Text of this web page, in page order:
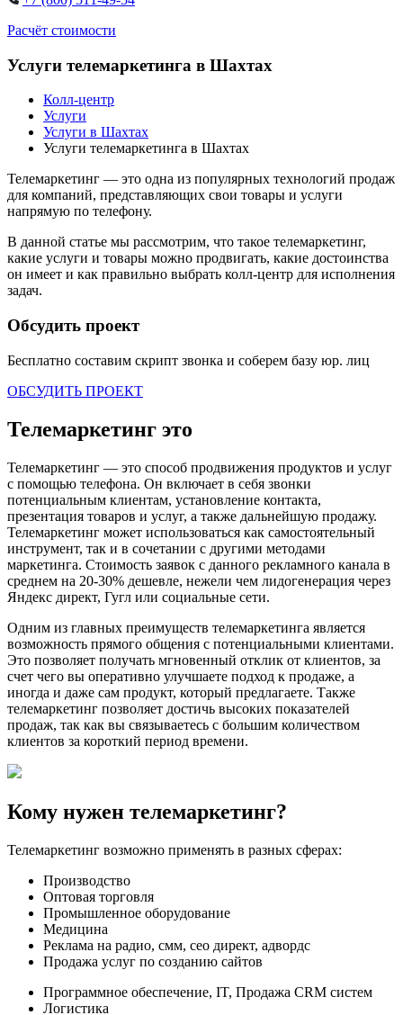
Расчёт стоимости
Услуги телемаркетинга в Шахтах
Колл-центр
Услуги
Услуги в Шахтах
Услуги телемаркетинга в Шахтах
Телемаркетинг — это одна из популярных технологий продаж
для компаний, представляющих свои товары и услуги
напрямую по телефону.
В данной статье мы рассмотрим, что такое телемаркетинг,
какие услуги и товары можно продвигать, какие достоинства
он имеет и как правильно выбрать колл-центр для исполнения
задач.
Обсудить проект
Бесплатно составим скрипт звонка и соберем базу юр. лиц
ОБСУДИТЬ ПРОЕКТ
Телемаркетинг это
Телемаркетинг — это способ продвижения продуктов и услуг
с помощью телефона. Он включает в себя звонки
потенциальным клиентам, установление контакта,
презентация товаров и услуг, а также дальнейшую продажу.
Телемаркетинг может использоваться как самостоятельный
инструмент, так и в сочетании с другими методами
маркетинга. Стоимость заявок с данного рекламного канала в
среднем на 20-30% дешевле, нежели чем лидогенерация через
Яндекс директ, Гугл или социальные сети.
Одним из главных преимуществ телемаркетинга является
возможность прямого общения с потенциальными клиентами.
Это позволяет получать мгновенный отклик от клиентов, за
счет чего вы оперативно улучшаете подход к продаже, а
иногда и даже сам продукт, который предлагаете. Также
телемаркетинг позволяет достичь высоких показателей
продаж, так как вы связываетесь с большим количеством
клиентов за короткий период времени.
Кому нужен телемаркетинг?
Телемаркетинг возможно применять в разных сферах:
Производство
Оптовая торговля
Промышленное оборудование
Медицина
Реклама на радио, смм, сео директ, адвордс
Продажа услуг по созданию сайтов
Программное обеспечение, IT, Продажа CRM систем
Логистика